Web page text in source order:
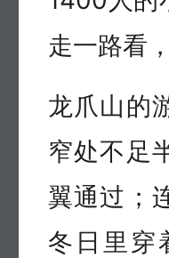
走一路看
龙爪山的
窄处不足
翼通过；
冬日里穿